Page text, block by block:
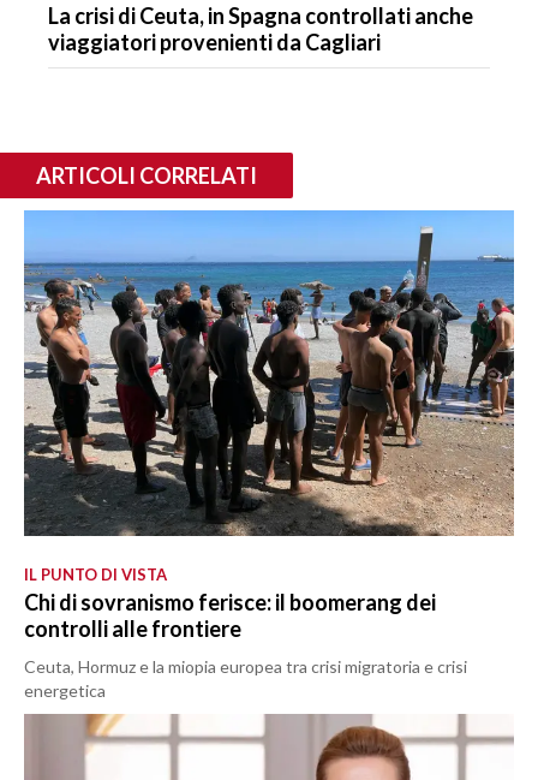
La crisi di Ceuta, in Spagna controllati anche
viaggiatori provenienti da Cagliari
ARTICOLI CORRELATI
IL PUNTO DI VISTA
Chi di sovranismo ferisce: il boomerang dei
controlli alle frontiere
Ceuta, Hormuz e la miopia europea tra crisi migratoria e crisi
energetica